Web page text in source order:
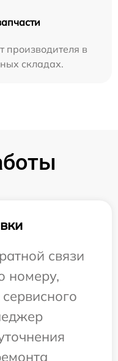
производителя в
складах.
связи
номеру,